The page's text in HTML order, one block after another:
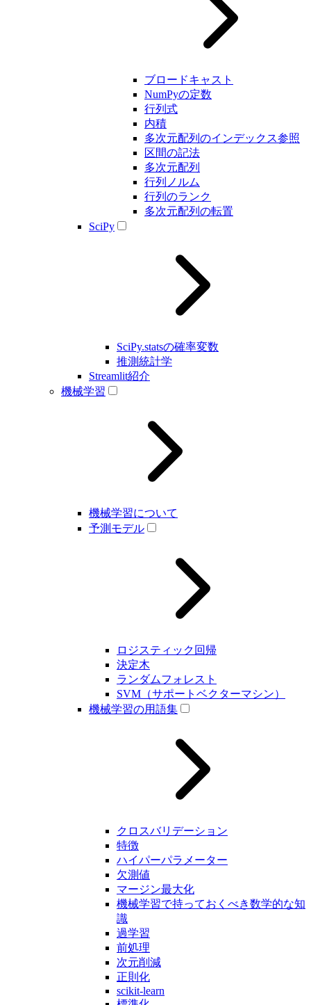
ブロードキャスト
NumPyの定数
行列式
内積
多次元配列のインデックス参照
区間の記法
多次元配列
行列ノルム
行列のランク
多次元配列の転置
SciPy
SciPy.statsの確率変数
推測統計学
Streamlit紹介
機械学習
機械学習について
予測モデル
ロジスティック回帰
決定木
ランダムフォレスト
SVM（サポートベクターマシン）
機械学習の用語集
クロスバリデーション
特徴
ハイパーパラメーター
欠測値
マージン最大化
機械学習で持っておくべき数学的な知
識
過学習
前処理
次元削減
正則化
scikit-learn